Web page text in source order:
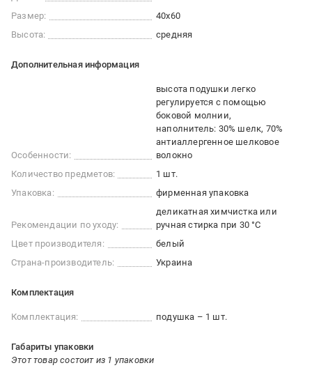
Размер:
40x60
Высота:
средняя
Дополнительная информация
Особенности:
высота подушки легко
регулируется с помощью
боковой молнии
наполнитель: 30% шелк, 70%
антиаллергенное шелковое
волокно
Количество предметов:
1 шт.
Упаковка:
фирменная упаковка
Рекомендации по уходу:
деликатная химчистка или
ручная стирка при 30 °С
Цвет производителя:
белый
Страна-производитель:
Украина
Комплектация
Комплектация: подушка – 1 шт.
Габариты упаковки
Этот товар состоит из 1 упаковки